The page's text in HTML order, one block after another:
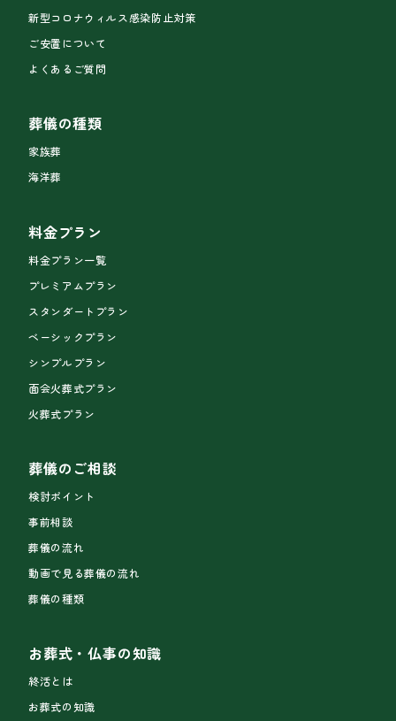
新型コロナウィルス感染防止対策
ご安置について
よくあるご質問
葬儀の種類
家族葬
海洋葬
料金プラン
料金プラン一覧
プレミアムプラン
スタンダートプラン
ベーシックプラン
シンプルプラン
面会火葬式プラン
火葬式プラン
葬儀のご相談
検討ポイント
事前相談
葬儀の流れ
動画で見る葬儀の流れ
葬儀の種類
お葬式・仏事の知識
終活とは
お葬式の知識